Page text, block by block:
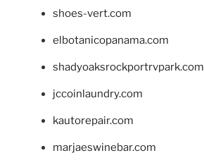
shoes-vert.com
elbotanicopanama.com
shadyoaksrockportrvpark.com
jccoinlaundry.com
kautorepair.com
marjaeswinebar.com